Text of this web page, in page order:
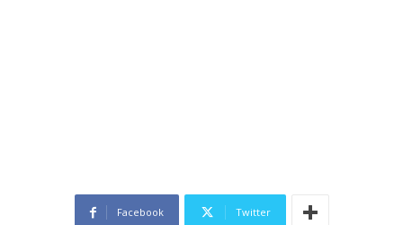
Facebook Twitter